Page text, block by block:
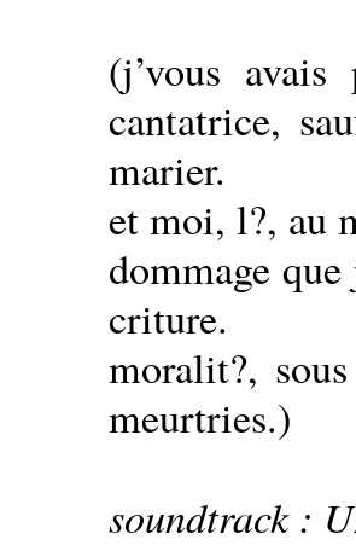
(j’vous
cantatrice,
marier.
et moi, l?, au
dommage
criture.
moralit?,
meurtries.)
soundtrack :